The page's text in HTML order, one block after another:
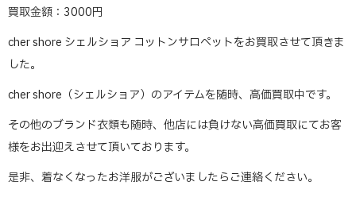
買取金額：3000円
cher shore シェルショア コットンサロペットをお買取させて頂きま
した。
cher shore（シェルショア）のアイテムを随時、高価買取中です。
その他のブランド衣類も随時、他店には負けない高価買取にてお客
様をお出迎えさせて頂いております。
是非、着なくなったお洋服がございましたらご連絡ください。